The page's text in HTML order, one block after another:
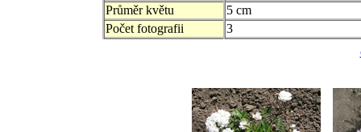
Průměr květu
5 cm
Počet fotografii
3